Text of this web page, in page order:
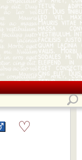
♡